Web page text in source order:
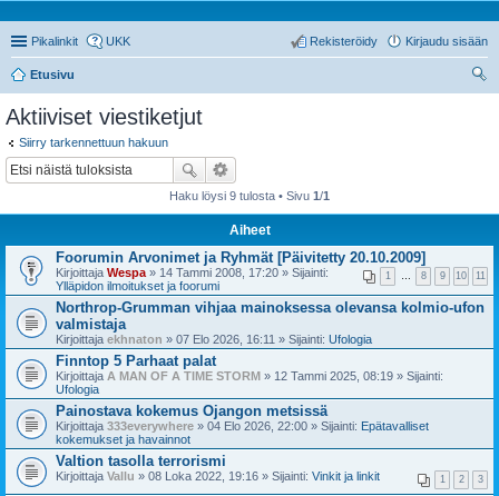
Pikalinkit UKK Kirjaudu sisään
Rekisteröidy
Etusivu
Aktiiviset viestiketjut
Siirry tarkennettuun hakuun
Haku löysi 9 tulosta • Sivu 1/1
Aiheet
Foorumin Arvonimet ja Ryhmät [Päivitetty 20.10.2009]
1 8 9 10 11
Kirjoittaja Wespa » 14 Tammi 2008, 17:20 » Sijainti:
Ylläpidon ilmoitukset ja foorumi
Northrop-Grumman vihjaa mainoksessa olevansa kolmio-ufon
valmistaja
Kirjoittaja ekhnaton » 07 Elo 2026, 16:11 » Sijainti: Ufologia
Finntop 5 Parhaat palat
Kirjoittaja A MAN OF A TIME STORM » 12 Tammi 2025, 08:19 » Sijainti:
Ufologia
Painostava kokemus Ojangon metsissä
Kirjoittaja 333everywhere » 04 Elo 2026, 22:00 » Sijainti: Epätavalliset
kokemukset ja havainnot
Valtion tasolla terrorismi
1 2 3
Kirjoittaja Vallu » 08 Loka 2022, 19:16 » Sijainti: Vinkit ja linkit